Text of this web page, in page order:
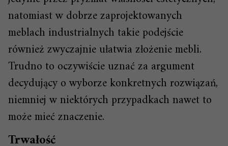
natomiast w dobrze zaprojektowanych
meblach industrialnych takie podejście
również zwyczajnie ułatwia złożenie mebli.
Trudno to oczywiście uznać za argument
decydujący o wyborze konkretnych rozwiązań,
niemniej w niektórych przypadkach nawet to
może mieć znaczenie.
Trwałość